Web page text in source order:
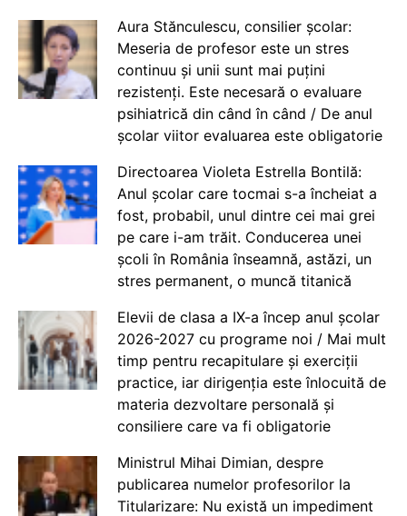
Aura Stănculescu, consilier școlar:
Meseria de profesor este un stres
continuu și unii sunt mai puțini
rezistenți. Este necesară o evaluare
psihiatrică din când în când / De anul
școlar viitor evaluarea este obligatorie
Directoarea Violeta Estrella Bontilă:
Anul școlar care tocmai s-a încheiat a
fost, probabil, unul dintre cei mai grei
pe care i-am trăit. Conducerea unei
școli în România înseamnă, astăzi, un
stres permanent, o muncă titanică
Elevii de clasa a IX-a încep anul școlar
2026-2027 cu programe noi / Mai mult
timp pentru recapitulare și exerciții
practice, iar dirigenția este înlocuită de
materia dezvoltare personală și
consiliere care va fi obligatorie
Ministrul Mihai Dimian, despre
publicarea numelor profesorilor la
Titularizare: Nu există un impediment